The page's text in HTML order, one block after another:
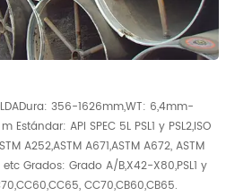
356-1626mm,WT: 6,4mm-
API SPEC 5L PSL1 y PSL2,ISO
A252,ASTM A671,ASTM A672, ASTM
etc Grados: Grado A/B,X42-X80,PSL1 y
CC70,CB60,CB65.